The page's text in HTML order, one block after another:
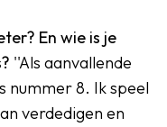
En wie is je
''Als aanvallende
nummer 8. Ik speel
verdedigen en